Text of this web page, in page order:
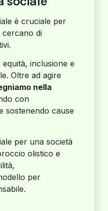
è cruciale per
cercano di
inclusione e
Oltre ad agire
nella
con
sostenendo cause
per una società
olistico e
per